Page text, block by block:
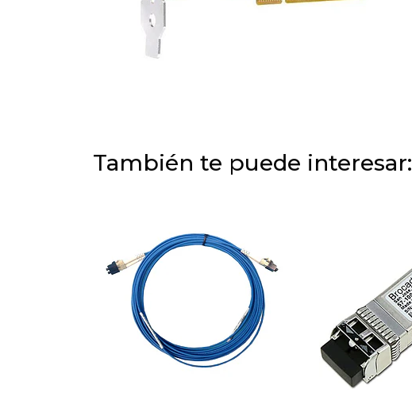
También te puede interesar: